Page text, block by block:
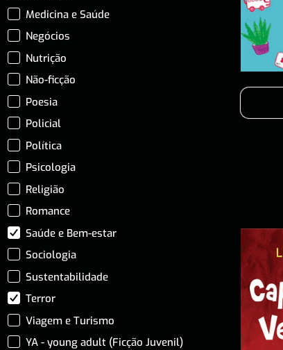
Medicina e Saúde
Negócios
Nutrição
Não-ficção
Poesia
Policial
Política
Psicologia
Religião
Romance
Saúde e Bem-estar
Sociologia
Sustentabilidade
Terror
Viagem e Turismo
YA - young adult (Ficção Juvenil)